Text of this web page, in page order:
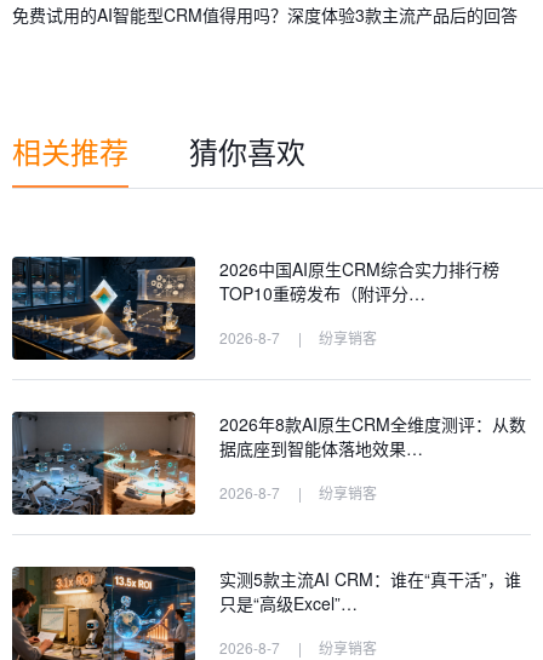
免费试用的AI智能型CRM值得用吗？深度体验3款主流产品后的回答
相关推荐 猜你喜欢
2026中国AI原生CRM综合实力排行榜
TOP10重磅发布（附评分…
2026-8-7 | 纷享销客
2026年8款AI原生CRM全维度测评：从数
据底座到智能体落地效果…
2026-8-7 | 纷享销客
实测5款主流AI CRM：谁在“真干活”，谁
只是“高级Excel”…
2026-8-7 | 纷享销客